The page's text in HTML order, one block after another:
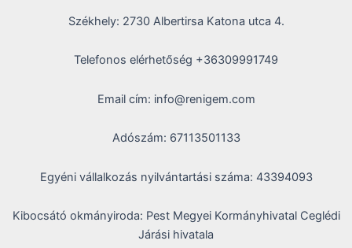
Székhely: 2730 Albertirsa Katona utca 4.
Telefonos elérhetőség +36309991749
Email cím: info@renigem.com
Adószám: 67113501133
Egyéni vállalkozás nyilvántartási száma: 43394093
Kibocsátó okmányiroda: Pest Megyei Kormányhivatal Ceglédi
Járási hivatala